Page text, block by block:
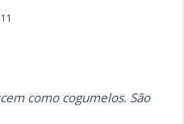
como cogumelos. São